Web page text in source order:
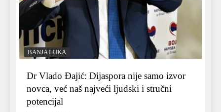
BANJA LUKA
Dr Vlado Đajić: Dijaspora nije samo izvor
novca, već naš najveći ljudski i stručni
potencijal